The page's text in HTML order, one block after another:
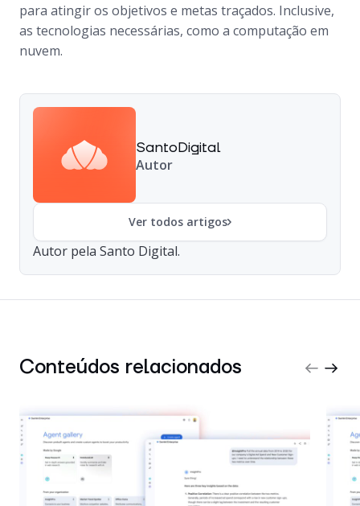
para atingir os objetivos e metas traçados. Inclusive,
as tecnologias necessárias, como a computação em
nuvem.
SantoDigital
Autor
Ver todos artigos
Autor pela Santo Digital.
Conteúdos relacionados